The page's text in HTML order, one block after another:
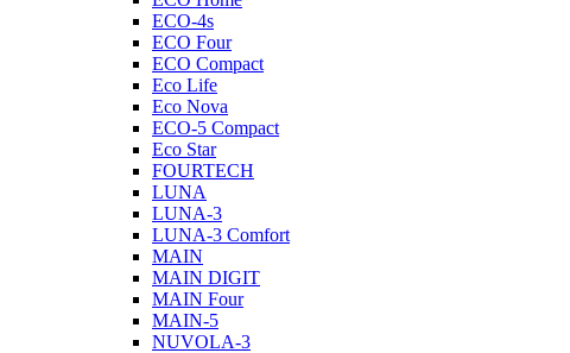
ECO-4s
ECO Four
ECO Compact
Eco Life
Eco Nova
ECO-5 Compact
Eco Star
FOURTECH
LUNA
LUNA-3
LUNA-3 Comfort
MAIN
MAIN DIGIT
MAIN Four
MAIN-5
NUVOLA-3